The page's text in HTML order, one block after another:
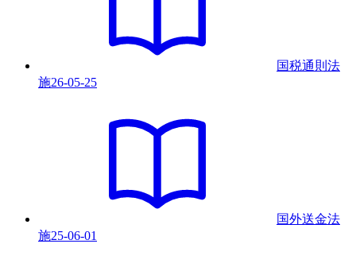
国税通則法
施26-05-25
国外送金法
施25-06-01